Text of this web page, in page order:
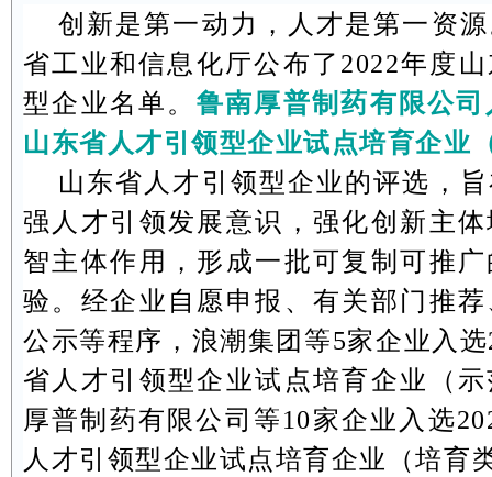
创新是第一动力，人才是第一资
省工业和信息化厅公布了 2022年度
型企业名单。 鲁南厚普制药有限公司
山东省人才引领型企业试点培育企业
山东省人才引领型企业的评选，
强人才引领发展意识，强化创新主
智主体作用，形成一批可复制可推
验。经企业自愿申报、有关部门推
公示等程序，浪潮集团等5家企业入选
省人才引领型企业试点培育企业（
厚普制药有限公司等10家企业入选
人才引领型企业试点培育企业（培育